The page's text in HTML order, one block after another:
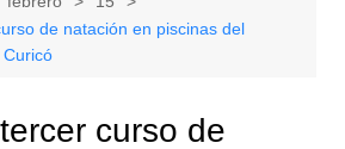
de natación en piscinas del
curso de